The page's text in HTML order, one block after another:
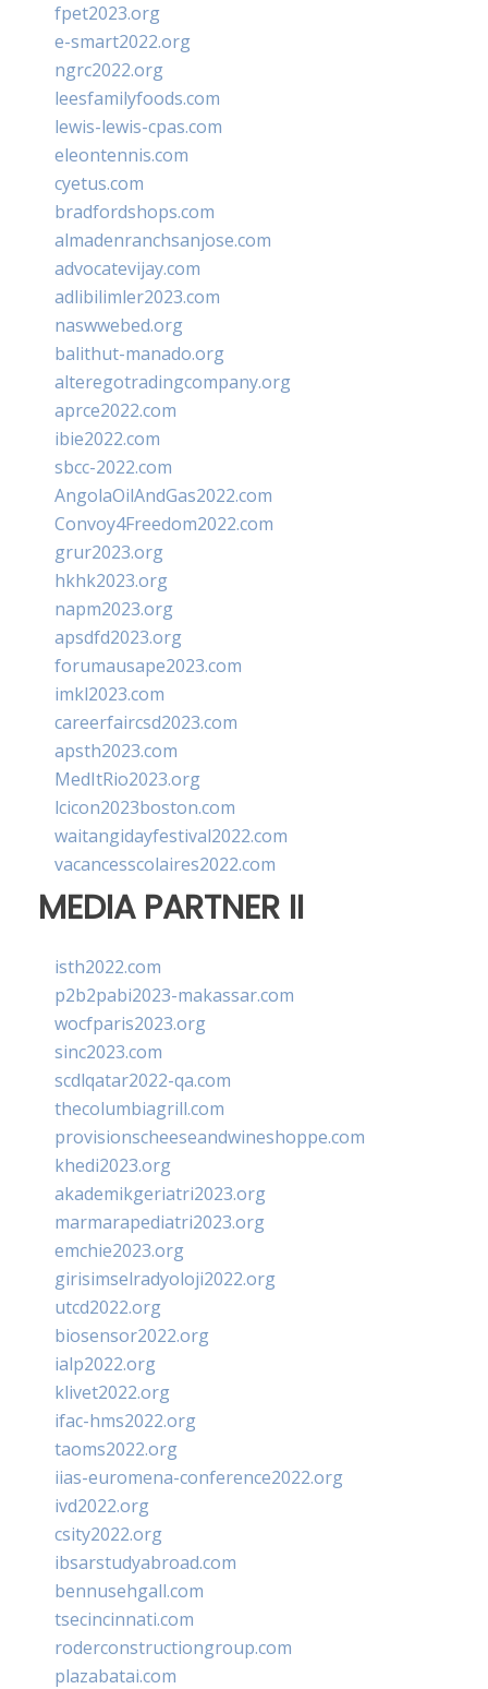
fpet2023.org
e-smart2022.org
ngrc2022.org
leesfamilyfoods.com
lewis-lewis-cpas.com
eleontennis.com
cyetus.com
bradfordshops.com
almadenranchsanjose.com
advocatevijay.com
adlibilimler2023.com
naswwebed.org
balithut-manado.org
alteregotradingcompany.org
aprce2022.com
ibie2022.com
sbcc-2022.com
AngolaOilAndGas2022.com
Convoy4Freedom2022.com
grur2023.org
hkhk2023.org
napm2023.org
apsdfd2023.org
forumausape2023.com
imkl2023.com
careerfaircsd2023.com
apsth2023.com
MedItRio2023.org
lcicon2023boston.com
waitangidayfestival2022.com
vacancesscolaires2022.com
MEDIA PARTNER II
isth2022.com
p2b2pabi2023-makassar.com
wocfparis2023.org
sinc2023.com
scdlqatar2022-qa.com
thecolumbiagrill.com
provisionscheeseandwineshoppe.com
khedi2023.org
akademikgeriatri2023.org
marmarapediatri2023.org
emchie2023.org
girisimselradyoloji2022.org
utcd2022.org
biosensor2022.org
ialp2022.org
klivet2022.org
ifac-hms2022.org
taoms2022.org
iias-euromena-conference2022.org
ivd2022.org
csity2022.org
ibsarstudyabroad.com
bennusehgall.com
tsecincinnati.com
roderconstructiongroup.com
plazabatai.com